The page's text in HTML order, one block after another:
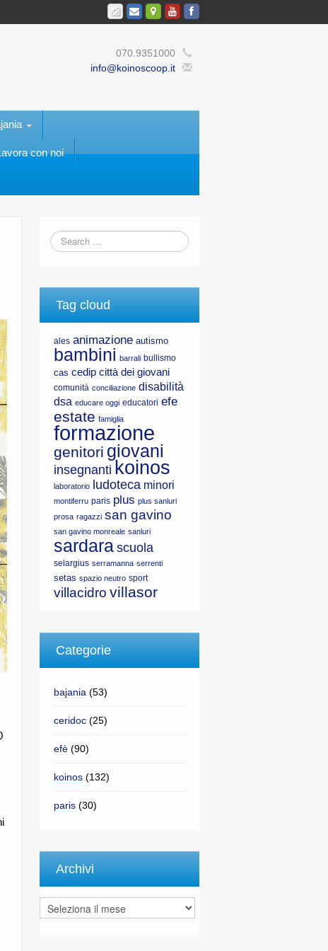
070.9351000
info@koinoscoop.it
con noi
Tag cloud
ales animazione autismo
bambini barrali bullismo
cas cedip città dei giovani
comunità conciliazione disabilità
dsa educare oggi educatori efe
estate famiglia
formazione
genitori giovani
insegnanti koinos
laboratorio ludoteca minori
montiferru paris plus plus sanluri
prosa ragazzi san gavino
san gavino monreale sanluri
sardara scuola
selargius serramanna serrenti
setas spazio neutro sport
villacidro villasor
Categorie
bajania (53)
ceridoc(25)
efè(90)
koinos(132)
paris(30)
Archivi
Archivi